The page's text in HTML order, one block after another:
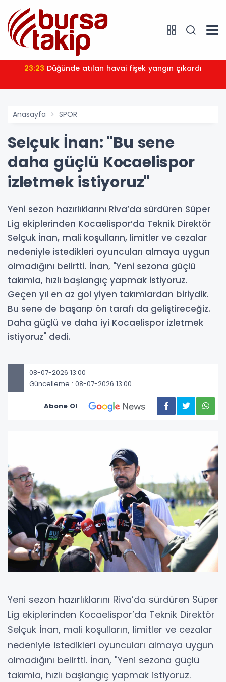
23:23 Düğünde atılan havai fişek yangın çıkardı
Anasayfa SPOR
Selçuk İnan: "Bu sene
daha güçlü Kocaelispor
izletmek istiyoruz"
Yeni sezon hazırlıklarını Riva’da sürdüren Süper
Lig ekiplerinden Kocaelispor’da Teknik Direktör
Selçuk İnan, mali koşulların, limitler ve cezalar
nedeniyle istedikleri oyuncuları almaya uygun
olmadığını belirtti. İnan, "Yeni sezona güçlü
takımla, hızlı başlangıç yapmak istiyoruz.
Geçen yıl en az gol yiyen takımlardan biriydik.
Bu sene de başarıp ön tarafı da geliştireceğiz.
Daha güçlü ve daha iyi Kocaelispor izletmek
istiyoruz" dedi.
08-07-2026 13:00
Güncelleme : 08-07-2026 13:00
Abone Ol
Yeni sezon hazırlıklarını Riva’da sürdüren Süper
Lig ekiplerinden Kocaelispor’da Teknik Direktör
Selçuk İnan, mali koşulların, limitler ve cezalar
nedeniyle istedikleri oyuncuları almaya uygun
olmadığını belirtti. İnan, "Yeni sezona güçlü
takımla, hızlı başlangıç yapmak istiyoruz.